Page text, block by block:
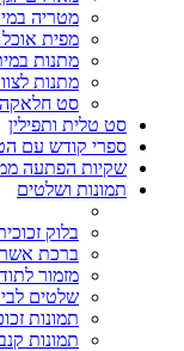
מטריה
מפית
מתנות
מתנות
סט חלאקה
סט טלית ותפילין
ספרי קודש עם
שקיות הפתעה
תמונות ושלטים
בלוק
ברכת אשר
מזמור
שלטים
תמונות
תמונות